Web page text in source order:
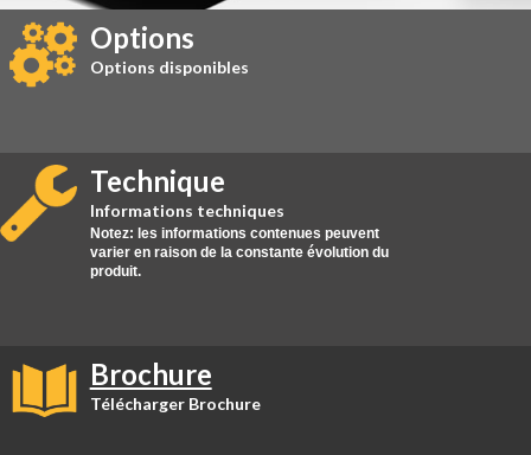
Options
Options disponibles
Technique
Informations techniques
Notez: les informations contenues peuvent
varier en raison de la constante évolution du
produit.
Brochure
Télécharger Brochure